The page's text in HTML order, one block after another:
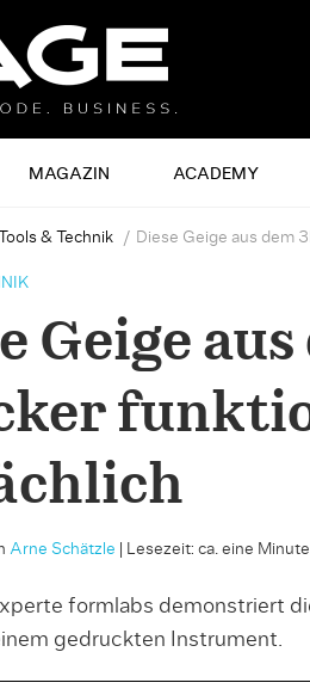
MAGAZIN ACADEMY
Tools & Technik Diese Geige aus dem
Geige
Arne Schätzle Lesezeit: ca. eine Minute
formlabs demonstriert
gedruckten Instrument.